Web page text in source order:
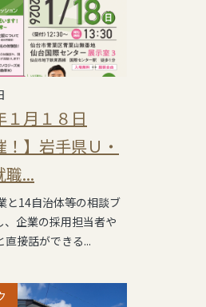
１月１８日
！】岩手県Ｕ・
職...
と14自治体等の相談ブ
、企業の採用担当者や
直接話ができる...